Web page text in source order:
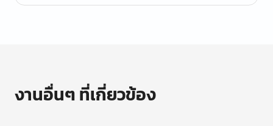
งานอื่นๆ ที่เกี่ยวข้อง